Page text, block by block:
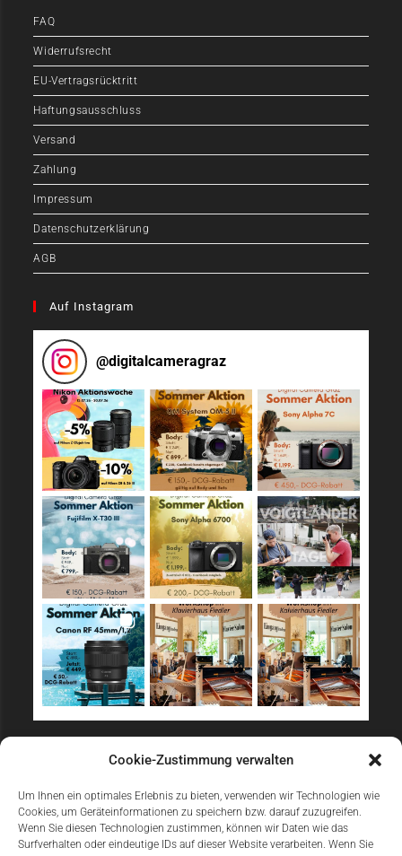
Cookie-Zustimmung verwalten
Um Ihnen ein optimales Erlebnis zu bieten, verwenden wir Technologien wie
Cookies, um Geräteinformationen zu speichern bzw. darauf zuzugreifen.
Wenn Sie diesen Technologien zustimmen, können wir Daten wie das
Surfverhalten oder eindeutige IDs auf dieser Website verarbeiten. Wenn Sie
FAQ
Widerrufsrecht
EU-Vertragsrücktritt
Haftungsausschluss
Versand
Zahlung
Impressum
Datenschutzerklärung
AGB
Auf Instagram
@digitalcameragraz
Sicher Einkaufen